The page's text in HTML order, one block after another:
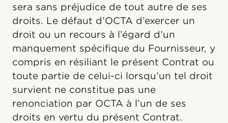
sera sans préjudice de tout autre de ses
droits. Le défaut d’OCTA d’exercer un
droit ou un recours à l’égard d’un
manquement spécifique du Fournisseur, y
compris en résiliant le présent Contrat ou
toute partie de celui-ci lorsqu’un tel droit
survient ne constitue pas une
renonciation par OCTA à l’un de ses
droits en vertu du présent Contrat.